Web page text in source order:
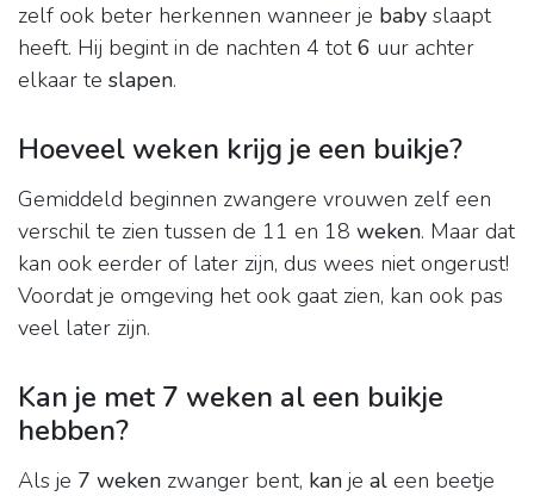
zelf ook beter herkennen wanneer je baby slaapt
heeft. Hij begint in de nachten 4 tot6 uur achter
elkaar te slapen.
Hoeveel weken krijg je een buikje?
Gemiddeld beginnen zwangere vrouwen zelf een
verschil te zien tussen de 11 en 18 weken. Maar dat
kan ook eerder of later zijn, dus wees niet ongerust!
Voordat je omgeving het ook gaat zien, kan ook pas
veel later zijn.
Kan je met 7 weken al een buikje
hebben?
Als je 7 weken zwanger bent, kan je al een beetje